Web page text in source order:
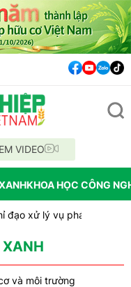
VIDEO
KHOA HỌC CÔNG
vụ phá rừng tại lâm phần
tác chi trả tiền giao
XANH
và môi trường